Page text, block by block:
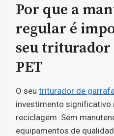
Por que a
regular é
seu triturador
PET
O seu triturador de
investimento significativo
reciclagem. Sem
equipamentos de